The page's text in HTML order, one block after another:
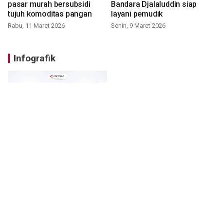
pasar murah bersubsidi
tujuh komoditas pangan
Rabu, 11 Maret 2026
Bandara Djalaluddin siap
layani pemudik
Senin, 9 Maret 2026
Infografik